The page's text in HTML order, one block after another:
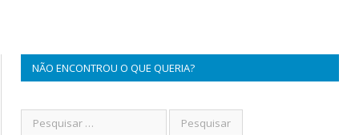
NÃO ENCONTROU O QUE QUERIA?